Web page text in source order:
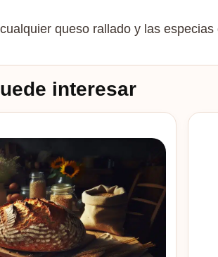
queso rallado y las
interesar